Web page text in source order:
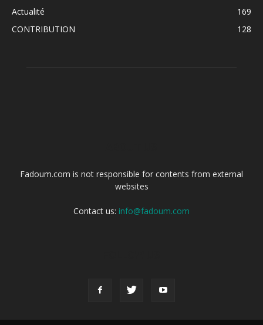
Actualité
169
CONTRIBUTION
128
Fadoum.com is not responsible for contents from external
websites
Contact us: info@fadoum.com